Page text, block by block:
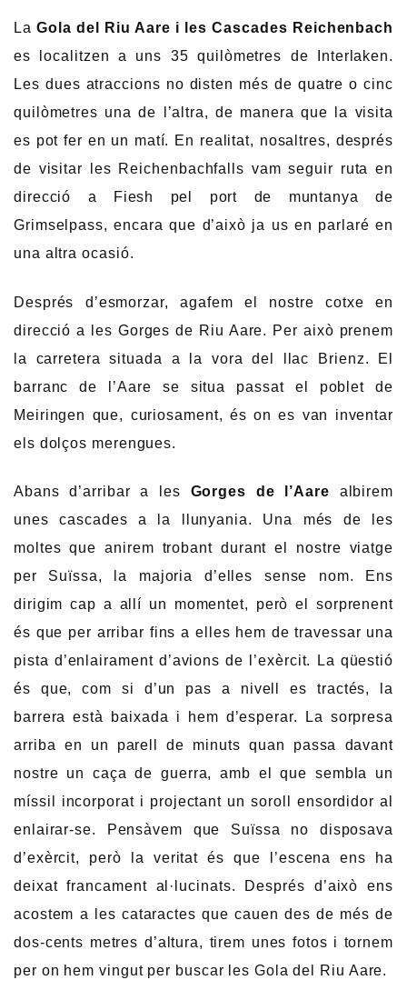
LaGola del Riu Aare i les Cascades Reichenbach
es localitzen a uns 35 quilòmetres de Interlaken.
Les dues atraccions no disten més de quatre o cinc
quilòmetres una de l’altra, de manera que la visita
es pot fer en un matí. En realitat, nosaltres, després
de visitar les Reichenbachfalls vam seguir ruta en
direcció a Fiesh pel port de muntanya de
Grimselpass, encara que d’això ja us en parlaré en
una altra ocasió.
Després d’esmorzar, agafem el nostre cotxe en
direcció a les Gorges de Riu Aare. Per això prenem
la carretera situada a la vora del llac Brienz. El
barranc de l’Aare se situa passat el poblet de
Meiringen que, curiosament, és on es van inventar
els dolços merengues.
Abans d’arribar a les Gorges de l’Aare albirem
unes cascades a la llunyania. Una més de les
moltes que anirem trobant durant el nostre viatge
per Suïssa, la majoria d’elles sense nom. Ens
dirigim cap a allí un momentet, però el sorprenent
és que per arribar fins a elles hem de travessar una
pista d’enlairament d’avions de l’exèrcit. La qüestió
és que, com si d’un pas a nivell es tractés, la
barrera està baixada i hem d’esperar. La sorpresa
arriba en un parell de minuts quan passa davant
nostre un caça de guerra, amb el que sembla un
míssil incorporat i projectant un soroll ensordidor al
enlairar-se. Pensàvem que Suïssa no disposava
d’exèrcit, però la veritat és que l’escena ens ha
deixat francament al·lucinats. Després d’això ens
acostem a les cataractes que cauen des de més de
dos-cents metres d’altura, tirem unes fotos i tornem
per on hem vingut per buscar les Gola del Riu Aare.